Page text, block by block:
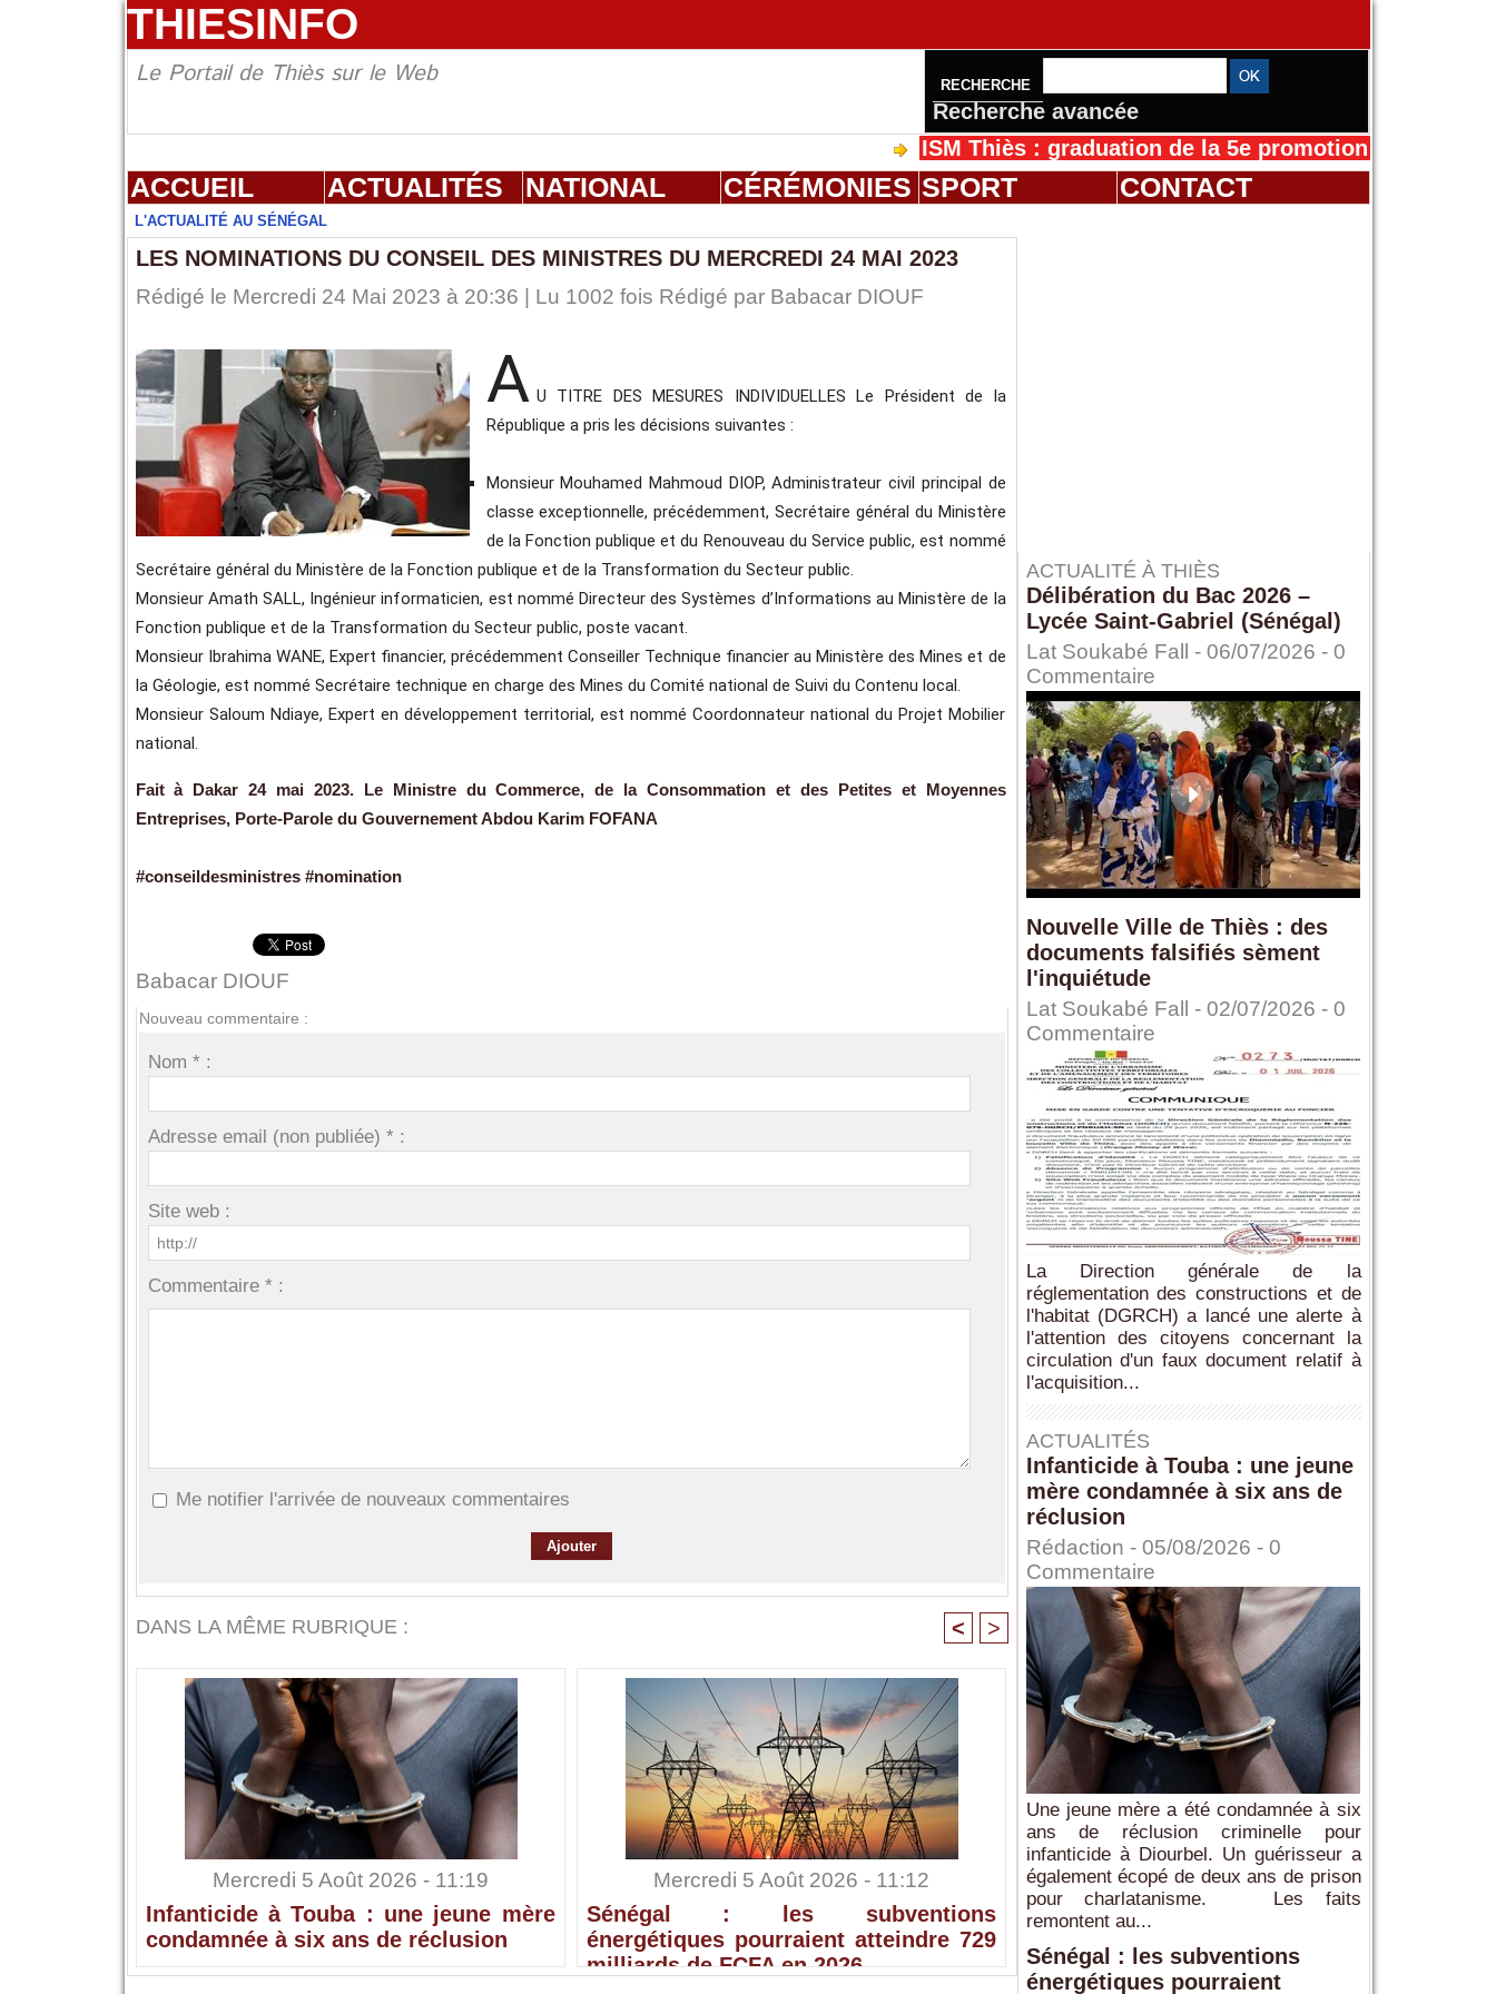
THIESINFO
Le Portail de Thiès sur le Web RECHERCHE
Recherche avancée
ISM Thiès : graduation de la 5e promotion de l’IFMES
ACCUEIL ACTUALITÉS NATIONAL CÉRÉMONIES SPORT CONTACT
L'ACTUALITÉ AU SÉNÉGAL
LES NOMINATIONS DU CONSEIL DES MINISTRES DU MERCREDI 24 MAI 2023
Rédigé le Mercredi 24 Mai 2023 à 20:36 | Lu 1002 fois Rédigé par Babacar DIOUF
A U TITRE DES MESURES INDIVIDUELLES Le Président de la
République a pris les décisions suivantes :
Monsieur Mouhamed Mahmoud DIOP, Administrateur civil principal de
classe exceptionnelle, précédemment, Secrétaire général du Ministère
de la Fonction publique et du Renouveau du Service public, est nommé
Secrétaire général du Ministère de la Fonction publique et de la Transformation du Secteur public.
Monsieur Amath SALL, Ingénieur informaticien, est nommé Directeur des Systèmes d’Informations au Ministère de la
Fonction publique et de la Transformation du Secteur public, poste vacant.
Monsieur Ibrahima WANE, Expert financier, précédemment Conseiller Technique financier au Ministère des Mines et de
la Géologie, est nommé Secrétaire technique en charge des Mines du Comité national de Suivi du Contenu local.
Monsieur Saloum Ndiaye, Expert en développement territorial, est nommé Coordonnateur national du Projet Mobilier
national.
Fait à Dakar 24 mai 2023. Le Ministre du Commerce, de la Consommation et des Petites et Moyennes
Entreprises, Porte-Parole du Gouvernement Abdou Karim FOFANA
#conseildesministres #nomination
Babacar DIOUF
Nouveau commentaire :
Nom * :
Adresse email (non publiée) * :
Site web :
Commentaire * :
Me notifier l'arrivée de nouveaux commentaires
DANS LA MÊME RUBRIQUE : < >
Mercredi 5 Août 2026 - 11:19
Infanticide à Touba : une jeune mère
condamnée à six ans de réclusion
Mercredi 5 Août 2026 - 11:12
Sénégal : les subventions
énergétiques pourraient atteindre 729
milliards de FCFA en 2026
ACTUALITÉ À THIÈS
Délibération du Bac 2026 –
Lycée Saint-Gabriel (Sénégal)
Lat Soukabé Fall - 06/07/2026 - 0
Commentaire
Nouvelle Ville de Thiès : des
documents falsifiés sèment
l'inquiétude
Lat Soukabé Fall - 02/07/2026 - 0
Commentaire
La Direction générale de la
réglementation des constructions et de
l'habitat (DGRCH) a lancé une alerte à
l'attention des citoyens concernant la
circulation d'un faux document relatif à
l'acquisition...
ACTUALITÉS
Infanticide à Touba : une jeune
mère condamnée à six ans de
réclusion
Rédaction - 05/08/2026 - 0
Commentaire
Une jeune mère a été condamnée à six
ans de réclusion criminelle pour
infanticide à Diourbel. Un guérisseur a
également écopé de deux ans de prison
pour charlatanisme. Les faits
remontent au...
Sénégal : les subventions
énergétiques pourraient